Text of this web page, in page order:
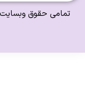
حقوق وبسایت